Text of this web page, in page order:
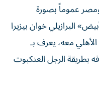
عموماً بصورة
البرازيلي خوان بيزيرا
معه، يعرف بـ
بطريقة الرجل العنكبوت